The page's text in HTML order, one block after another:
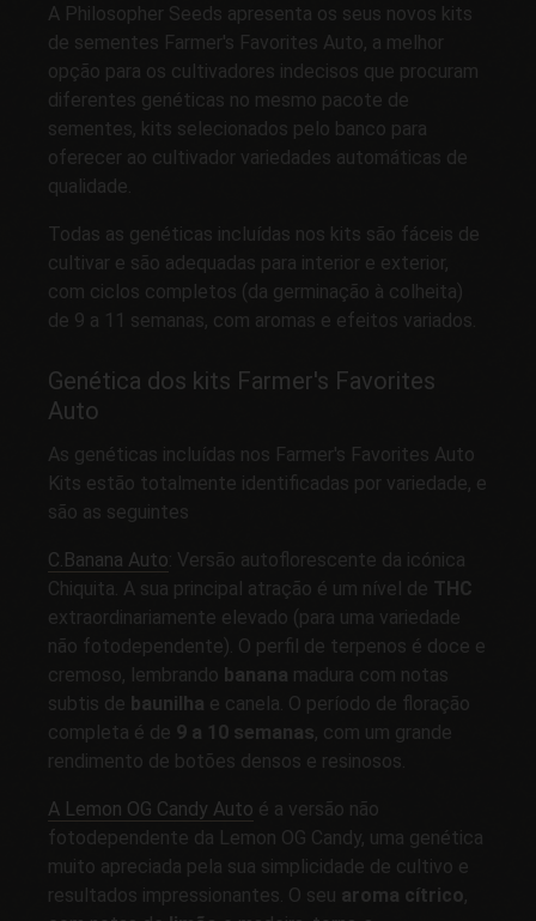
A Philosopher Seeds apresenta os seus novos kits
de sementes Farmer's Favorites Auto, a melhor
opção para os cultivadores indecisos que procuram
diferentes genéticas no mesmo pacote de
sementes, kits selecionados pelo banco para
oferecer ao cultivador variedades automáticas de
qualidade.
Todas as genéticas incluídas nos kits são fáceis de
cultivar e são adequadas para interior e exterior,
com ciclos completos (da germinação à colheita)
de 9 a 11 semanas, com aromas e efeitos variados.
Genética dos kits Farmer's Favorites
Auto
As genéticas incluídas nos Farmer's Favorites Auto
Kits estão totalmente identificadas por variedade, e
são as seguintes
C.Banana Auto : Versão autoflorescente da icónica
Chiquita. A sua principal atração é um nível de THC
extraordinariamente elevado (para uma variedade
não fotodependente). O perfil de terpenos é doce e
cremoso, lembrando banana madura com notas
subtis de baunilha e canela. O período de floração
completa é de 9 a 10 semanas, com um grande
rendimento de botões densos e resinosos.
A Lemon OG Candy Auto é a versão não
fotodependente da Lemon OG Candy, uma genética
muito apreciada pela sua simplicidade de cultivo e
resultados impressionantes. O seu aroma cítrico,